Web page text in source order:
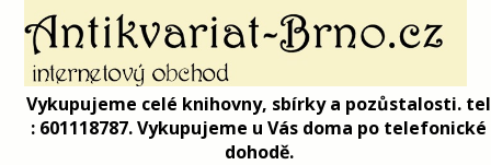
Vykupujeme celé knihovny, sbírky a pozůstalosti. tel
: 601118787. Vykupujeme u Vás doma po telefonické
dohodě.